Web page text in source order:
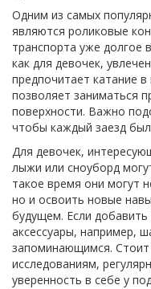
Одним из самых
являются роликовые
транспорта уже долгое
как для девочек,
предпочитает катание
позволяет заниматься
поверхности. Важно
чтобы каждый заезд
Для девочек,
лыжи или сноуборд
такое время они могут
но и освоить новые
будущем. Если
аксессуары, например,
запоминающимся. Стоит
исследованиям,
уверенность в себе у